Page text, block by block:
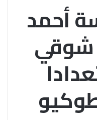
أحمد
شوقي